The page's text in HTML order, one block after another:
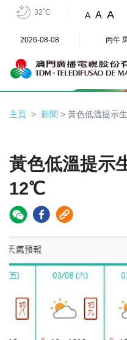
32˚C A A A
2026-08-08 丙午
主頁 新聞 > 黃色低溫提示
黃色低溫提示
12℃